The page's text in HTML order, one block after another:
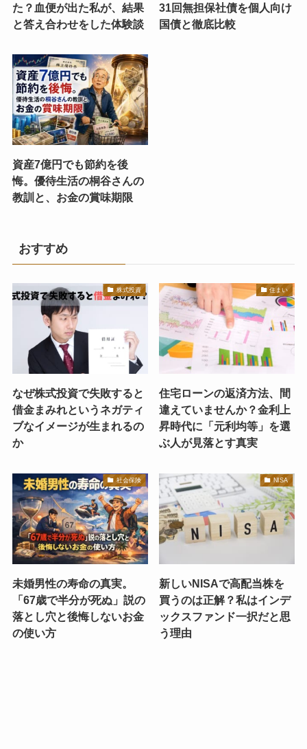
た？血便が出た私が、結果
と答え合わせをした体験談
31回無担保社債を個人向け
国債と徹底比較
資産7億円でも節約を後
悔。優待生活の桐谷さんの
教訓と、お金の賞味期限
おすすめ
株式投資
なぜ株式投資で失敗すると
借金まみれというネガティ
ブなイメージが生まれるの
か
住まい
住宅ローンの返済方法、間
違えていませんか？金利上
昇時代に「元利均等」を選
ぶ人が見落とす真実
社会保険
未婚男性の寿命の真実。
「67歳で半分が死ぬ」説の
落とし穴と後悔しないお金
の使い方
NISA
新しいNISAで高配当株を
買うのは正解？私はインデ
ックスファンド一択だと思
う理由